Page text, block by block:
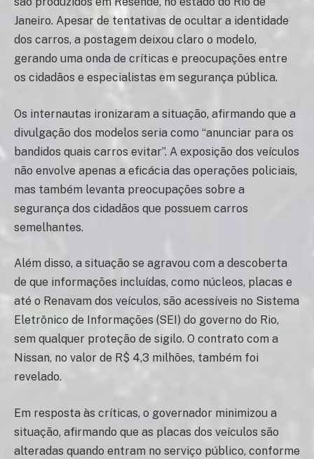
Janeiro. Apesar de tentativas de ocultar a identidade
dos carros, a postagem deixou claro o modelo,
gerando uma onda de críticas e preocupações entre
os cidadãos e especialistas em segurança pública.
Os internautas ironizaram a situação, afirmando que a
divulgação dos modelos seria como “anunciar para os
bandidos quais carros evitar”. A exposição dos veículos
não envolve apenas a eficácia das operações policiais,
mas também levanta preocupações sobre a
segurança dos cidadãos que possuem carros
semelhantes.
Além disso, a situação se agravou com a descoberta
de que informações incluídas, como núcleos, placas e
até o Renavam dos veículos, são acessíveis no Sistema
Eletrônico de Informações (SEI) do governo do Rio,
sem qualquer proteção de sigilo. O contrato com a
Nissan, no valor de R$ 4,3 milhões, também foi
revelado.
Em resposta às críticas, o governador minimizou a
situação, afirmando que as placas dos veículos são
alteradas quando entram no serviço público, conforme